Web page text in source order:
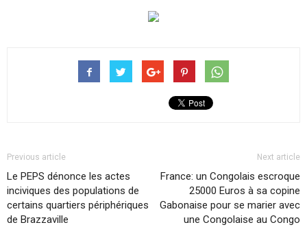
Previous article
Le PEPS dénonce les actes
inciviques des populations de
certains quartiers périphériques
de Brazzaville
Next article
France: un Congolais escroque
25000 Euros à sa copine
Gabonaise pour se marier avec
une Congolaise au Congo